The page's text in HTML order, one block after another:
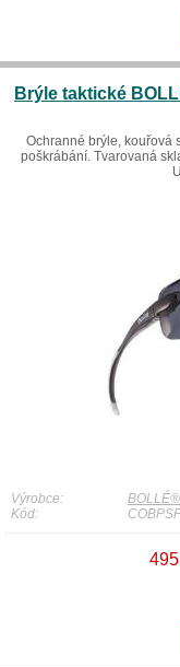
Brýle taktické
Ochranné brýle, kouřová
poškrábání. Tvarovaná
Výrobce:
BOLLÉ®
Kód:
COBPSF